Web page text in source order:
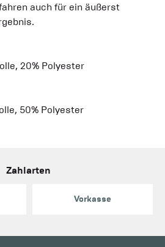
auch für ein äußerst
20% Polyester
50% Polyester
Zahlarten
Vorkasse